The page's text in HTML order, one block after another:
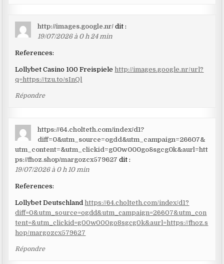
http://images.google.nr/ dit :
19/07/2026 à 0 h 24 min
References:
Lollybet Casino 100 Freispiele http://images.google.nr/url?
q=https://tzu.to/sInQl
Répondre
https://64.cholteth.com/index/d1?
diff=0&utm_source=ogdd&utm_campaign=26607&
utm_content=&utm_clickid=g00w000go8sgcg0k&aurl=htt
ps://fhoz.shop/margozcx579627 dit :
19/07/2026 à 0 h 10 min
References:
Lollybet Deutschlandhttps://64.cholteth.com/index/d1?
diff=0&utm_source=ogdd&utm_campaign=26607&utm_con
tent=&utm_clickid=g00w000go8sgcg0k&aurl=https://fhoz.s
hop/margozcx579627
Répondre